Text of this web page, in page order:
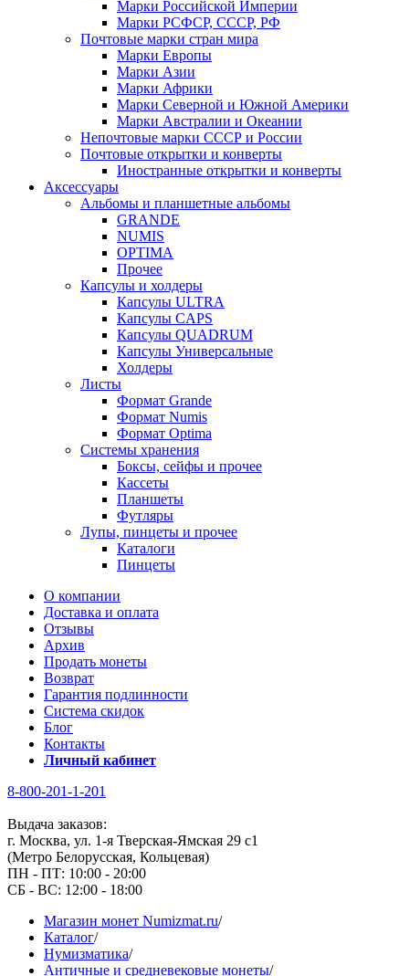
Марки Российской Империи
Марки РСФСР, СССР, РФ
Почтовые марки стран мира
Марки Европы
Марки Азии
Марки Африки
Марки Северной и Южной Америки
Марки Австралии и Океании
Непочтовые марки СССР и России
Почтовые открытки и конверты
Иностранные открытки и конверты
Аксессуары
Альбомы и планшетные альбомы
GRANDE
NUMIS
OPTIMA
Прочее
Капсулы и холдеры
Капсулы ULTRA
Капсулы CAPS
Капсулы QUADRUM
Капсулы Универсальные
Холдеры
Листы
Формат Grande
Формат Numis
Формат Optima
Системы хранения
Боксы, сейфы и прочее
Кассеты
Планшеты
Футляры
Лупы, пинцеты и прочее
Каталоги
Пинцеты
О компании
Доставка и оплата
Отзывы
Архив
Продать монеты
Возврат
Гарантия подлинности
Система скидок
Блог
Контакты
Личный кабинет
8-800-201-1-201
Выдача заказов:
г. Москва, ул. 1-я Тверская-Ямская 29 с1
(Метро Белорусская, Кольцевая)
ПН - ПТ: 10:00 - 20:00
СБ - ВС: 12:00 - 18:00
Магазин монет Numizmat.ru/
Каталог/
Нумизматика/
Античные и средневековые монеты/